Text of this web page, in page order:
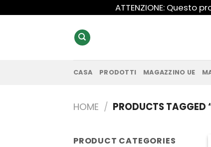
ai
ATTENZIONE:
CASA PRODOTTI MAGAZZINO UE
HOME / PRODUCTS TAGGED
PRODUCT CATEGORIES